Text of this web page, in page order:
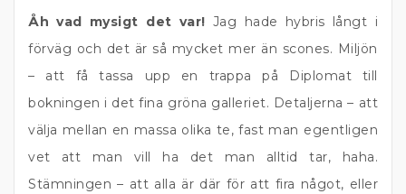
Åh vad mysigt det var! Jag hade hybris långt i
förväg och det är så mycket mer än scones. Miljön
– att få tassa upp en trappa på Diplomat till
bokningen i det fina gröna galleriet. Detaljerna – att
välja mellan en massa olika te, fast man egentligen
vet att man vill ha det man alltid tar, haha.
Stämningen – att alla är där för att fira något, eller